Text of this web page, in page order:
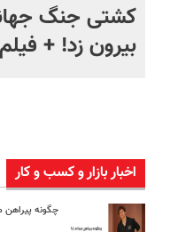
کشتی‌ جنگ
بیرون زد! + فیلم
اخبار بازار و کسب و کار
چگونه پیراهن